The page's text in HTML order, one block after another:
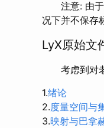
注意: 由于
况下并不保存
LyX原始文
考虑到对老
1.绪论
2.度量空间与
3.映射与巴拿